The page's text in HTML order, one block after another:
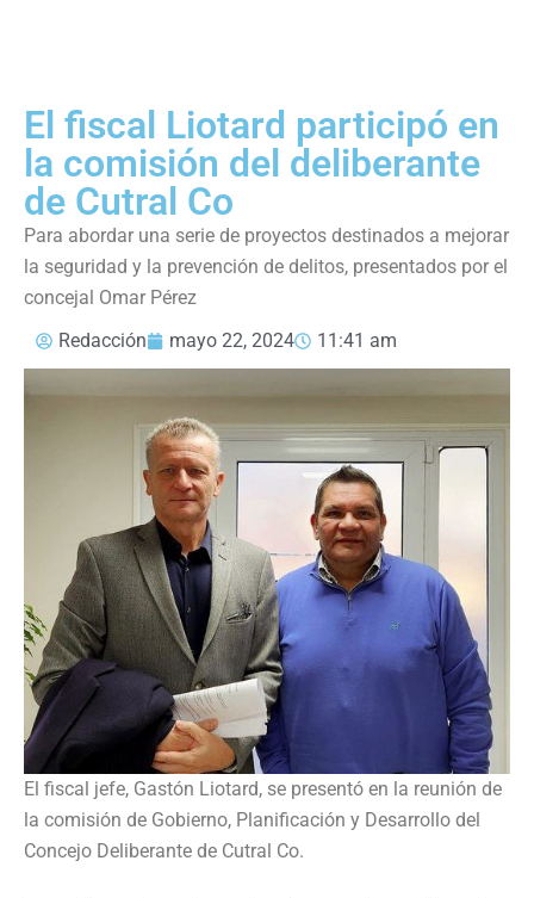
El fiscal Liotard participó en
la comisión del deliberante
de Cutral Co
Para abordar una serie de proyectos destinados a mejorar
la seguridad y la prevención de delitos, presentados por el
concejal Omar Pérez
Redacción
mayo 22, 2024 11:41 am
El fiscal jefe, Gastón Liotard, se presentó en la reunión de
la comisión de Gobierno, Planificación y Desarrollo del
Concejo Deliberante de Cutral Co.